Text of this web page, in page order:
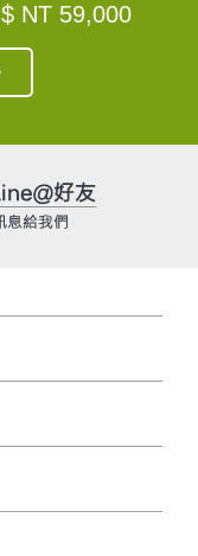
$ NT 59,000